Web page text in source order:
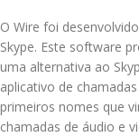
O Wire foi
Skype. Este software
uma alternativa ao
aplicativo de
primeiros nomes que
chamadas de áudio e